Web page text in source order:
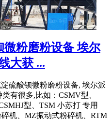
微粉磨粉设备 埃尔
大获 ...
硫酸钡微粉磨粉设备, 埃尔派
有很多,比如：CSMV型、
型、TSM 小苏打 专用
机、MZ振动式粉碎机、RTM